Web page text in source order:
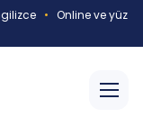
• Online ve yüz